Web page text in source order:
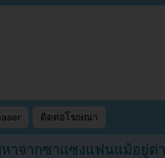
ติดต่อโฆษณา
าจากซาแซงแฟนแม้อยู่ต่า